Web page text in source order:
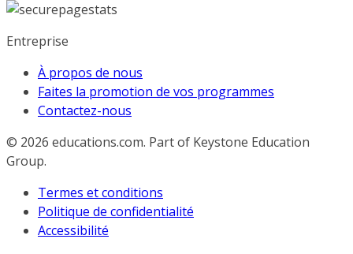
Entreprise
À propos de nous
Faites la promotion de vos programmes
Contactez-nous
© 2026 educations.com. Part of Keystone Education
Group.
Termes et conditions
Politique de confidentialité
Accessibilité